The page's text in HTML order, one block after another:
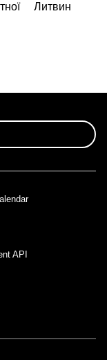
Литвин
API